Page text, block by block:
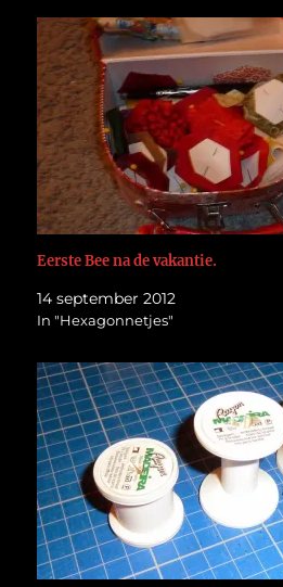
Eerste Bee na de vakantie.
14 september 2012
In "Hexagonnetjes"